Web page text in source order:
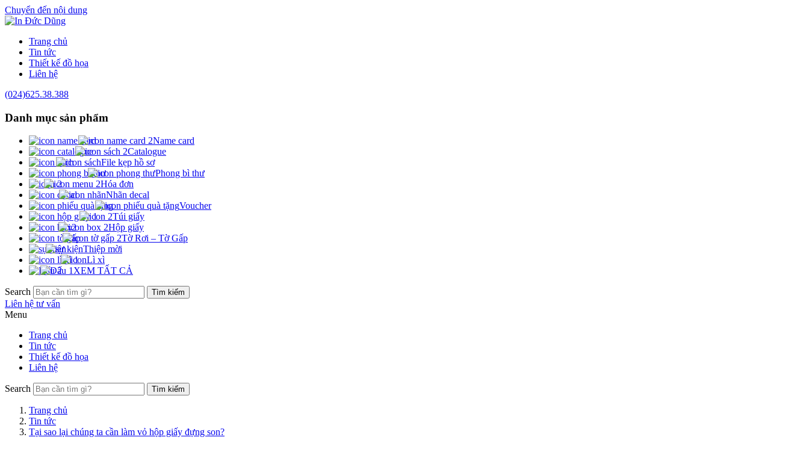
Chuyển đến nội dung
Trang chủ
Tin tức
Thiết kế đồ họa
Liên hệ
(024)625.38.388
Danh mục sản phẩm
Name card
Catalogue
File kẹp hồ sơ
Phong bì thư
Hóa đơn
Nhãn decal
Voucher
Túi giấy
Hộp giấy
Tờ Rơi – Tờ Gấp
Thiệp mời
Lì xì
XEM TẤT CẢ
Search
Liên hệ tư vấn
Menu
Trang chủ
Tin tức
Thiết kế đồ họa
Liên hệ
Search
Trang chủ
Tin tức
Tại sao lại chúng ta cần làm vỏ hộp giấy đựng son?